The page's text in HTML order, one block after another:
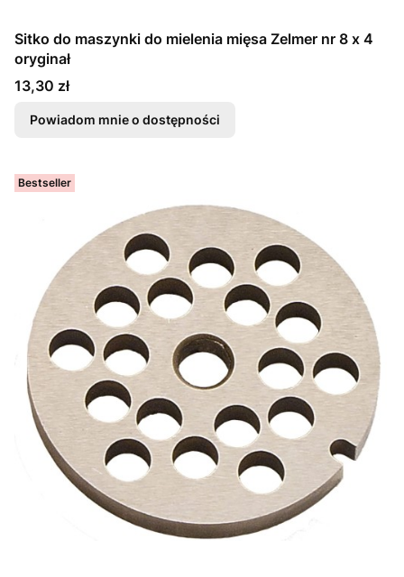
Sitko do maszynki do mielenia mięsa Zelmer nr 8 x 4
oryginał
Cena
13,30 zł
Powiadom mnie o dostępności
Bestseller